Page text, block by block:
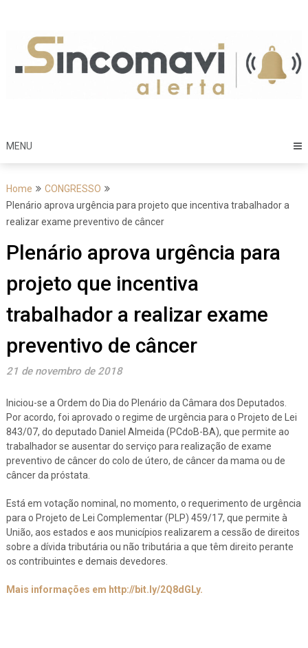
content
MENU
Home
CONGRESSO
Plenário aprova urgência para projeto que incentiva trabalhador a
realizar exame preventivo de câncer
Plenário aprova urgência para
projeto que incentiva
trabalhador a realizar exame
preventivo de câncer
21 de novembro de 2018
Iniciou-se a Ordem do Dia do Plenário da Câmara dos Deputados.
Por acordo, foi aprovado o regime de urgência para o Projeto de Lei
843/07, do deputado Daniel Almeida (PCdoB-BA), que permite ao
trabalhador se ausentar do serviço para realização de exame
preventivo de câncer do colo de útero, de câncer da mama ou de
câncer da próstata.
Está em votação nominal, no momento, o requerimento de urgência
para o Projeto de Lei Complementar (PLP) 459/17, que permite à
União, aos estados e aos municípios realizarem a cessão de direitos
sobre a dívida tributária ou não tributária a que têm direito perante
os contribuintes e demais devedores.
Mais informações em http://bit.ly/2Q8dGLy.